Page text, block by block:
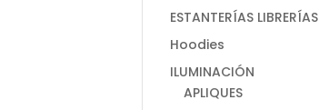
ESTANTERÍAS LIBRERÍAS
Hoodies
ILUMINACIÓN
APLIQUES